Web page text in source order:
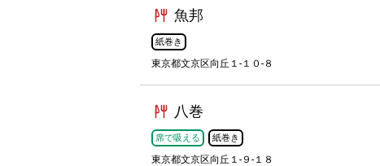
魚邦
紙巻き
東京都文京区向丘１-１０-８
八巻
席で吸える 紙巻き
東京都文京区向丘１-９-１８